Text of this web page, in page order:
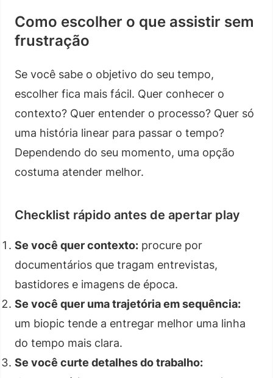
Como escolher o que assistir sem
frustração
Se você sabe o objetivo do seu tempo,
escolher fica mais fácil. Quer conhecer o
contexto? Quer entender o processo? Quer só
uma história linear para passar o tempo?
Dependendo do seu momento, uma opção
costuma atender melhor.
Checklist rápido antes de apertar play
Se você quer contexto: procure por
documentários que tragam entrevistas,
bastidores e imagens de época.
Se você quer uma trajetória em sequência:
um biopic tende a entregar melhor uma linha
do tempo mais clara.
Se você curte detalhes do trabalho: